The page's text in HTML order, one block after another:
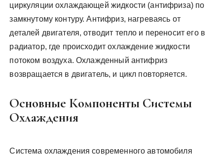
циркуляции охлаждающей жидкости (антифриза) по
замкнутому контуру. Антифриз, нагреваясь от
деталей двигателя, отводит тепло и переносит его в
радиатор, где происходит охлаждение жидкости
потоком воздуха. Охлажденный антифриз
возвращается в двигатель, и цикл повторяется.
Основные Компоненты Системы
Охлаждения
Система охлаждения современного автомобиля